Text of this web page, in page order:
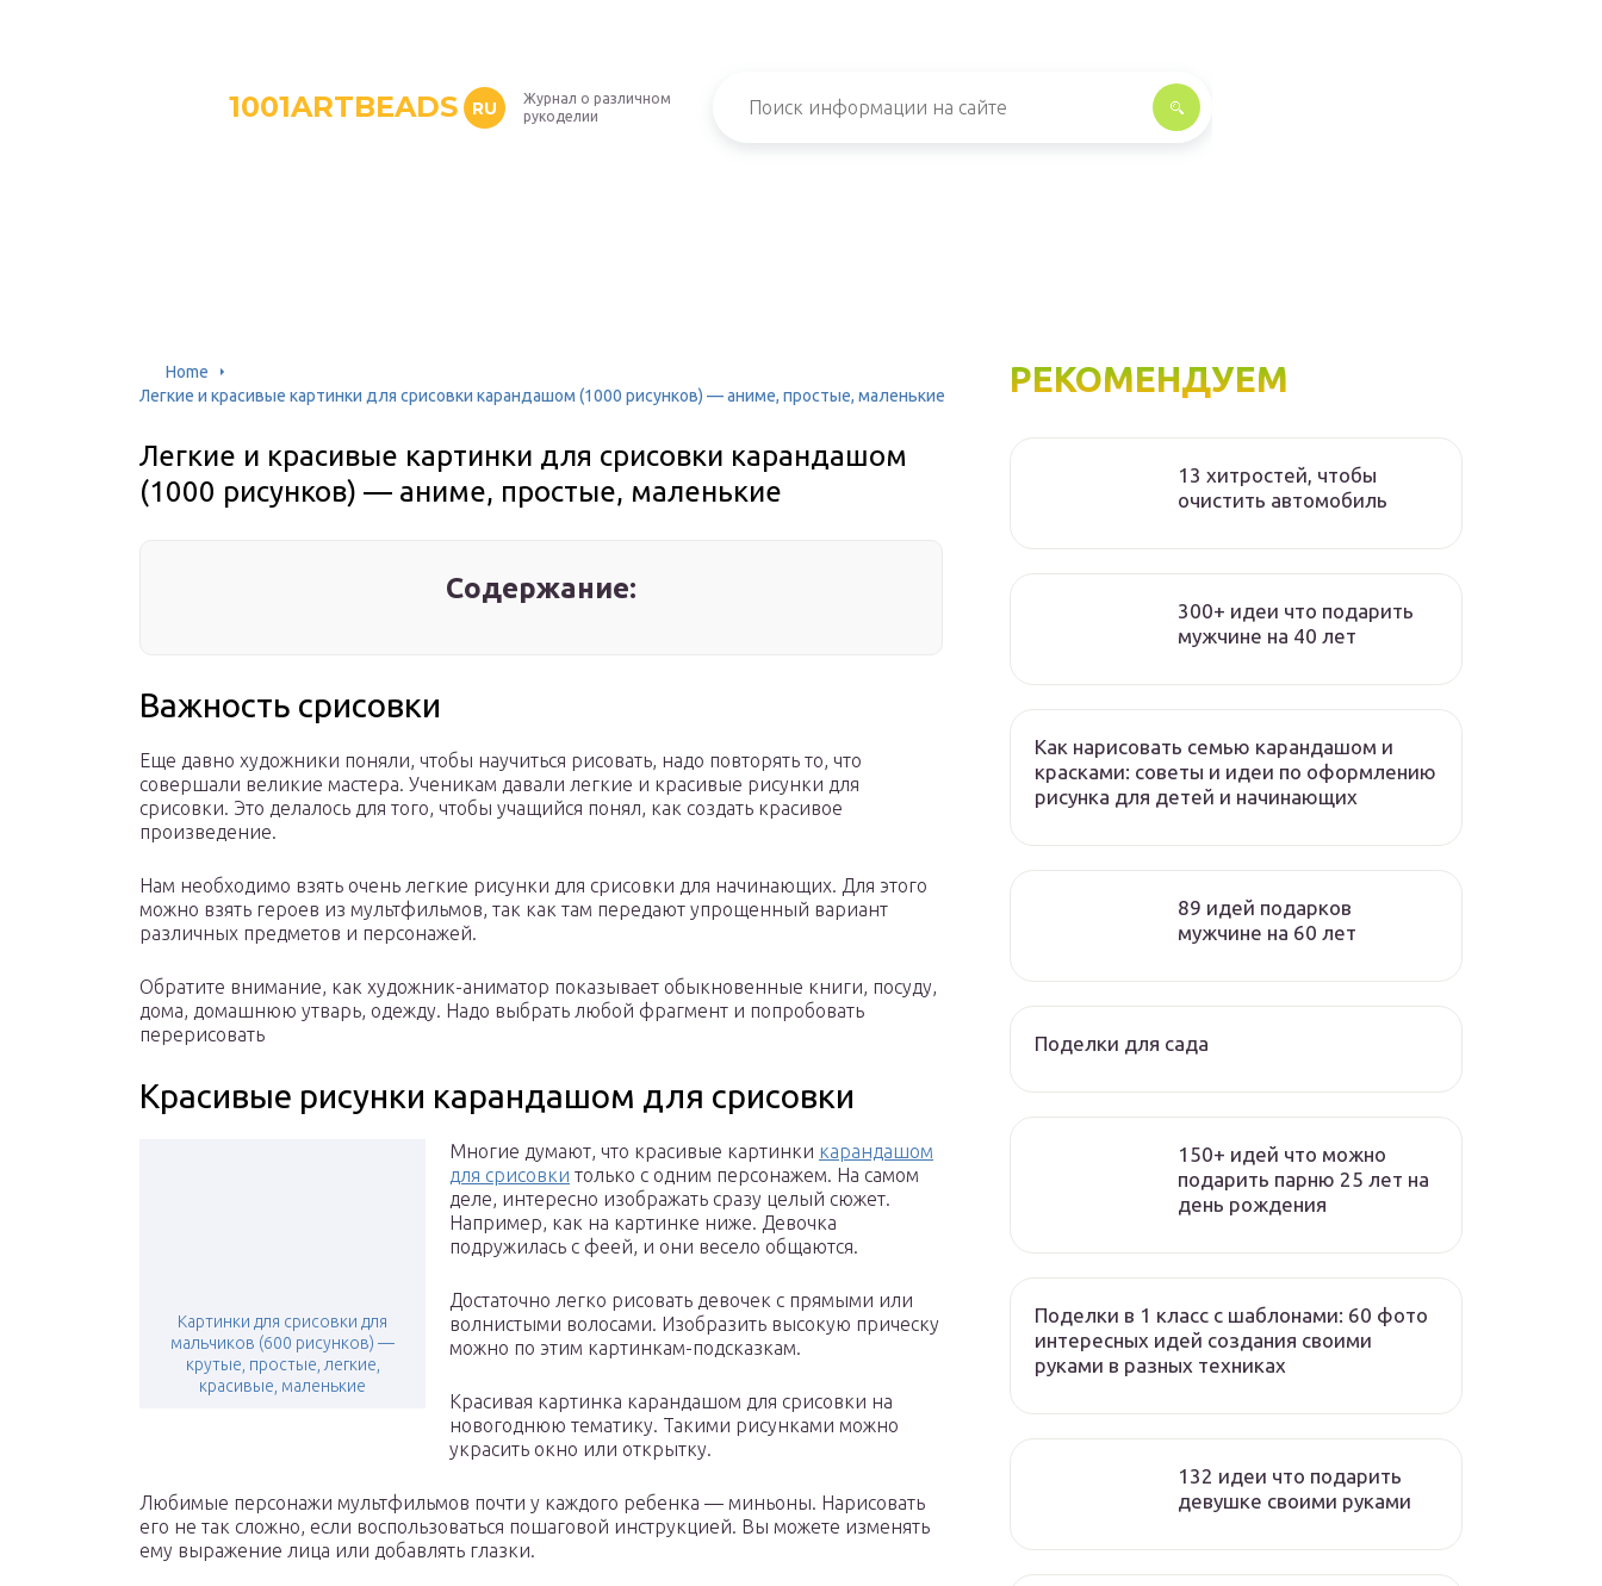
1001ARTBEADS RU
Журнал о различном
рукоделии
Home
Легкие и красивые картинки для срисовки карандашом (1000 рисунков) — аниме, простые, маленькие
Легкие и красивые картинки для срисовки карандашом
(1000 рисунков) — аниме, простые, маленькие
Содержание:
Важность срисовки
Еще давно художники поняли, чтобы научиться рисовать, надо повторять то, что
совершали великие мастера. Ученикам давали легкие и красивые рисунки для
срисовки. Это делалось для того, чтобы учащийся понял, как создать красивое
произведение.
Нам необходимо взять очень легкие рисунки для срисовки для начинающих. Для этого
можно взять героев из мультфильмов, так как там передают упрощенный вариант
различных предметов и персонажей.
Обратите внимание, как художник-аниматор показывает обыкновенные книги, посуду,
дома, домашнюю утварь, одежду. Надо выбрать любой фрагмент и попробовать
перерисовать
Красивые рисунки карандашом для срисовки
Картинки для срисовки для
мальчиков (600 рисунков) —
крутые, простые, легкие,
красивые, маленькие
Многие думают, что красивые картинки карандашом
для срисовки только с одним персонажем. На самом
деле, интересно изображать сразу целый сюжет.
Например, как на картинке ниже. Девочка
подружилась с феей, и они весело общаются.
Достаточно легко рисовать девочек с прямыми или
волнистыми волосами. Изобразить высокую прическу
можно по этим картинкам-подсказкам.
Красивая картинка карандашом для срисовки на
новогоднюю тематику. Такими рисунками можно
украсить окно или открытку.
Любимые персонажи мультфильмов почти у каждого ребенка — миньоны. Нарисовать
его не так сложно, если воспользоваться пошаговой инструкцией. Вы можете изменять
ему выражение лица или добавлять глазки.
РЕКОМЕНДУЕМ
13 хитростей, чтобы
очистить автомобиль
300+ идеи что подарить
мужчине на 40 лет
Как нарисовать семью карандашом и
красками: советы и идеи по оформлению
рисунка для детей и начинающих
89 идей подарков
мужчине на 60 лет
Поделки для сада
150+ идей что можно
подарить парню 25 лет на
день рождения
Поделки в 1 класс с шаблонами: 60 фото
интересных идей создания своими
руками в разных техниках
132 идеи что подарить
девушке своими руками